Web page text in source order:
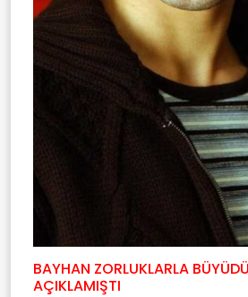
BAYHAN ZORLUKLARLA
AÇIKLAMIŞTI